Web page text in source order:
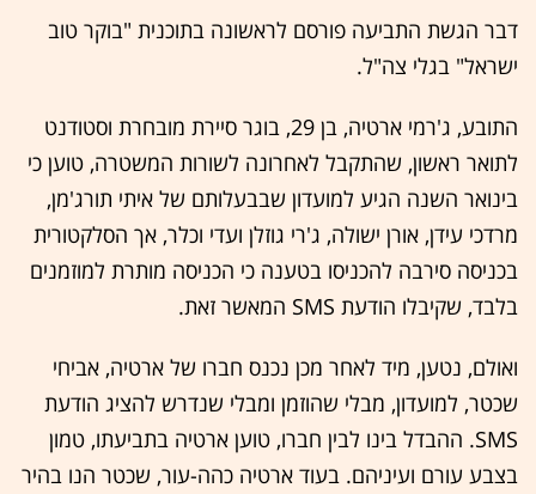
דבר הגשת התביעה פורסם לראשונה בתוכנית "בוקר טוב
ישראל" בגלי צה"ל.
‏התובע, ג'רמי ארטיה, בן 29, בוגר סיירת מובחרת וסטודנט
לתואר ראשון, שהתקבל לאחרונה לשורות המשטרה, טוען כי
בינואר השנה הגיע למועדון שבבעלותם של איתי תורג'מן,
מרדכי עידן, אורן ישולה, ג'רי גוזלן ועדי וכלר, אך הסלקטורית
בכניסה סירבה להכניסו בטענה כי הכניסה מותרת למוזמנים
בלבד, שקיבלו הודעת ‏SMS‏ המאשר זאת.
ואולם, נטען, מיד לאחר מכן נכנס חברו של ארטיה, אביחי
שכטר, למועדון, מבלי שהוזמן ומבלי שנדרש להציג הודעת
‏SMS‏. ההבדל בינו לבין חברו, טוען ארטיה בתביעתו, טמון
בצבע עורם ועיניהם. בעוד ארטיה כהה-עור, שכטר הנו בהיר